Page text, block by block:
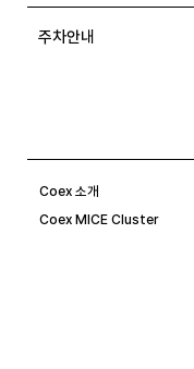
주차안내
Coex 소개
Coex MICE Cluster